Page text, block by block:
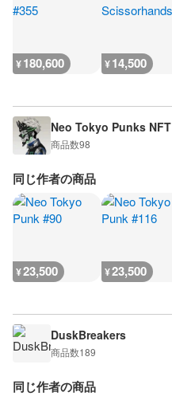
¥180,600 ¥14,500
Neo Tokyo Punks NFT
商品数98
同じ作者の商品
¥23,500 ¥23,500
DuskBreakers
商品数189
同じ作者の商品